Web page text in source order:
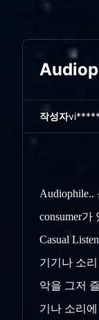
작성자vi*****
consumer가
Casual
기기나 소
악을 그저
기나 소리